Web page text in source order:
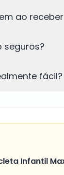
ao
seguros?
fácil?
Infantil